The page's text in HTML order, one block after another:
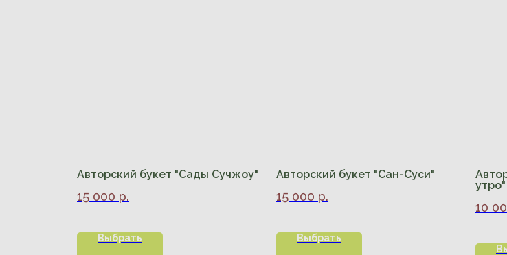
Авторский букет "Сады Сучжоу"
15 000 р.
Выбрать
Авторский букет "Сан-Суси"
15 000 р.
Выбрать
утро"
10